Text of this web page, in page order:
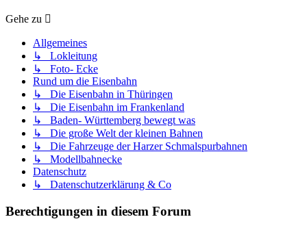
Gehe zu
Allgemeines
↳ Lokleitung
↳ Foto- Ecke
Rund um die Eisenbahn
↳ Die Eisenbahn in Thüringen
↳ Die Eisenbahn im Frankenland
↳ Baden- Württemberg bewegt was
↳ Die große Welt der kleinen Bahnen
↳ Die Fahrzeuge der Harzer Schmalspurbahnen
↳ Modellbahnecke
Datenschutz
↳ Datenschutzerklärung & Co
Berechtigungen in diesem Forum